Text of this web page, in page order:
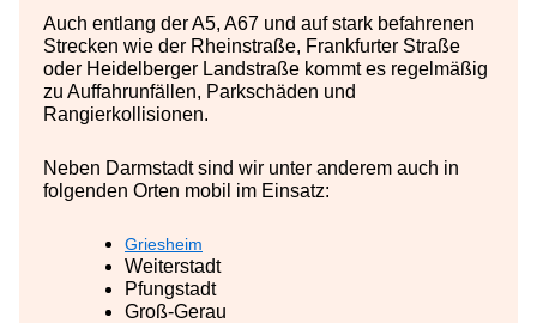
Auch entlang der A5, A67 und auf stark befahrenen
Strecken wie der Rheinstraße, Frankfurter Straße
oder Heidelberger Landstraße kommt es regelmäßig
zu Auffahrunfällen, Parkschäden und
Rangierkollisionen.
Neben Darmstadt sind wir unter anderem auch in
folgenden Orten mobil im Einsatz:
Griesheim
Weiterstadt
Pfungstadt
Groß-Gerau